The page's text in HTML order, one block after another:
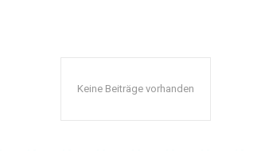
Keine Beiträge vorhanden